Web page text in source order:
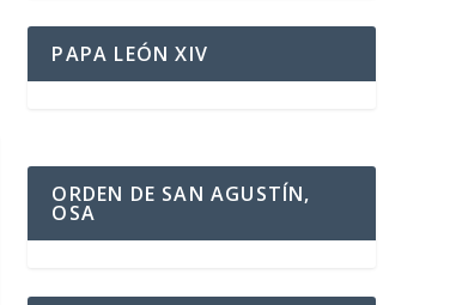
PAPA LEÓN XIV
ORDEN DE SAN AGUSTÍN,
OSA